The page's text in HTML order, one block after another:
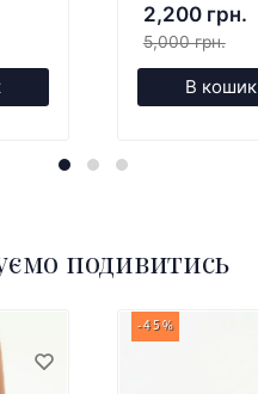
2,200 грн.
5,000 грн.
В кошик
подивитись
-45%